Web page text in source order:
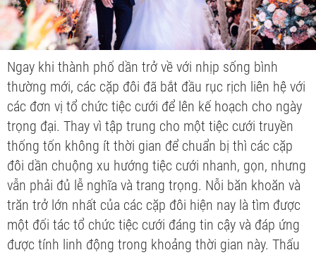
Ngay khi thành phố dần trở về với nhịp sống bình
thường mới, các cặp đôi đã bắt đầu rục rịch liên hệ với
các đơn vị tổ chức tiệc cưới để lên kế hoạch cho ngày
trọng đại. Thay vì tập trung cho một tiệc cưới truyền
thống tốn không ít thời gian để chuẩn bị thì các cặp
đôi dần chuộng xu hướng tiệc cưới nhanh, gọn, nhưng
vẫn phải đủ lễ nghĩa và trang trọng. Nỗi băn khoăn và
trăn trở lớn nhất của các cặp đôi hiện nay là tìm được
một đối tác tổ chức tiệc cưới đáng tin cậy và đáp ứng
được tính linh động trong khoảng thời gian này. Thấu